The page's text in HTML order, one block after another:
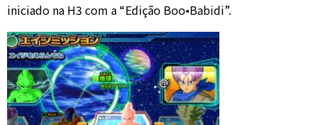
iniciado na H3 com a “Edição Boo•Babidi”.